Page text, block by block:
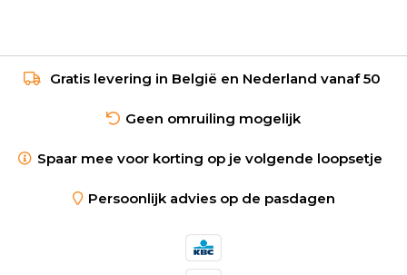
Gratis levering in België en Nederland vanaf 50
Geen omruiling mogelijk
Spaar mee voor korting op je volgende loopsetje
Persoonlijk advies op de pasdagen